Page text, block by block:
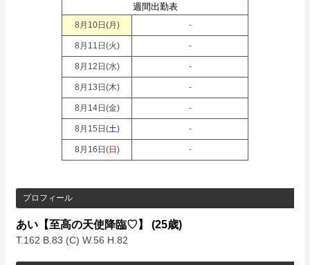
週間出勤表
8月10日(月) -
8月11日(火) -
8月12日(水) -
8月13日(木) -
8月14日(金) -
8月15日(土) -
8月16日(日) -
プロフィール
あい【至高の天使降臨♡】(25歳)
T.162 B.83 (C) W.56 H.82